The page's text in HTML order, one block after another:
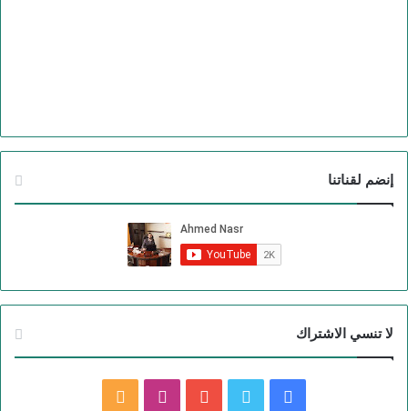
إنضم لقناتنا
لا تنسي الاشتراك